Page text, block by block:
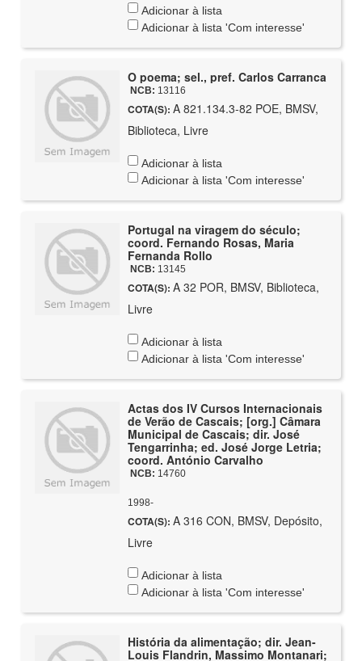
Adicionar à lista
Adicionar à lista 'Com interesse'
O poema; sel., pref. Carlos Carranca
NCB: 13116
COTA(S): A 821.134.3-82 POE, BMSV,
Biblioteca, Livre
Adicionar à lista
Adicionar à lista 'Com interesse'
Portugal na viragem do século;
coord. Fernando Rosas, Maria
Fernanda Rollo
NCB: 13145
COTA(S): A 32 POR, BMSV, Biblioteca,
Livre
Adicionar à lista
Adicionar à lista 'Com interesse'
Actas dos IV Cursos Internacionais
de Verão de Cascais; [org.] Câmara
Municipal de Cascais; dir. José
Tengarrinha; ed. José Jorge Letria;
coord. António Carvalho
NCB: 14760
1998-
COTA(S): A 316 CON, BMSV, Depósito,
Livre
Adicionar à lista
Adicionar à lista 'Com interesse'
História da alimentação; dir. Jean-
Louis Flandrin, Massimo Montanari;